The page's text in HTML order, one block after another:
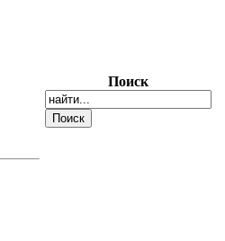
Поиск